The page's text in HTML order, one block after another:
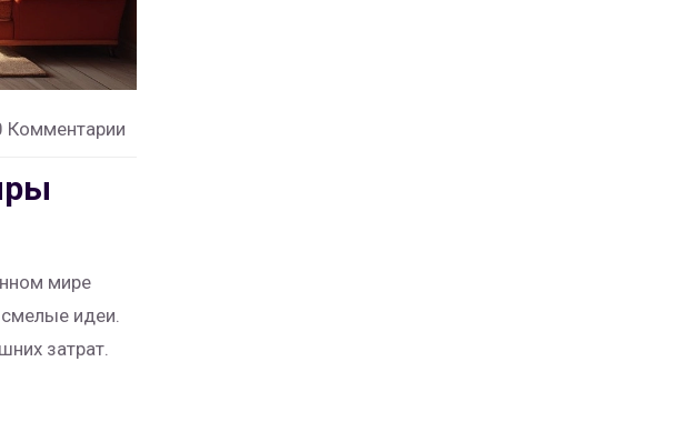
Комментарии
мире
идеи.
затрат.